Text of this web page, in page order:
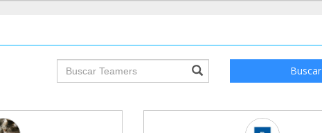
groupProfile.searchForm.search.text??? Buscar